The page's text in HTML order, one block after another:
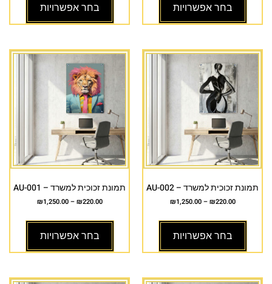
בחר אפשרויות בחר אפשרויות
תמונת זכוכית למשרד – AU-002
₪220.00
–
₪1,250.00
בחר אפשרויות
תמונת זכוכית למשרד – AU-001
₪220.00
–
₪1,250.00
בחר אפשרויות